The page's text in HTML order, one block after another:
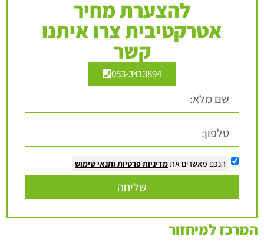
להצערת מחיר
אטרקטיבית צרו איתנו
קשר
053-3413894
הנכם מאשרים אתמדיניות פרטיות ותנאי שימוש
שליחה
המרכז למיחזור